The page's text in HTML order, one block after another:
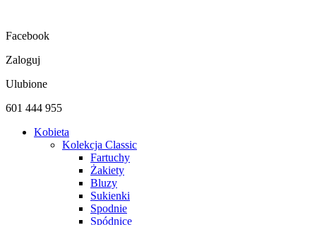
treści
Facebook
Zaloguj
Ulubione
601 444 955
Kobieta
Kolekcja Classic
Fartuchy
Żakiety
Bluzy
Sukienki
Spodnie
Spódnice